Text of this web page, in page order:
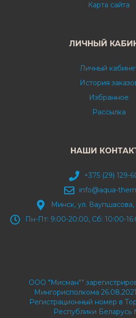
Карта сайта
ЛИЧНЫЙ
Личный
История
Избранное
Рассылка
НАШИ
+375 (29) 129-
info@aqua-
Минск, ул. Ваупшасова,
Пн-Пт: 9:00-20:00, Сб: 10:00-
ООО "Мисман""
Мингорисполкома
Регистрационный номер в
Республики Беларусь